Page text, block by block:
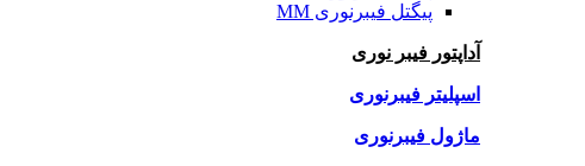
پیگتل فیبرنوری MM
آداپتور فیبر نوری
اسپلیتر فیبرنوری
ماژول فیبرنوری